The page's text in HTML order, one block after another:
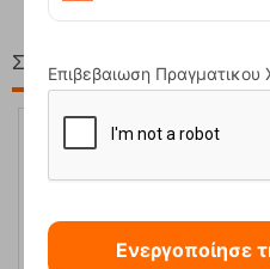
Στη ίδια Τιμή!
Επιβεβαιωση Πραγματικου
Ενεργοποίησε